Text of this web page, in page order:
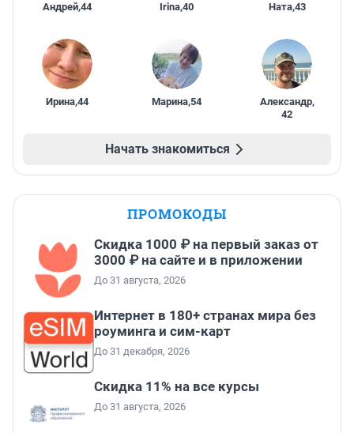
Андрей,44 Irina,40 Ната,43
Ирина,44 Марина,54 Александр,
42
Начать знакомиться
ПРОМОКОДЫ
Скидка 1000 ₽ на первый заказ от
3000 ₽ на сайте и в приложении
До 31 августа, 2026
Интернет в 180+ странах мира без
роуминга и сим-карт
До 31 декабря, 2026
Скидка 11% на все курсы
До 31 августа, 2026